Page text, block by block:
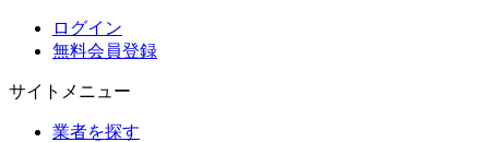
ログイン
無料会員登録
サイトメニュー
業者を探す